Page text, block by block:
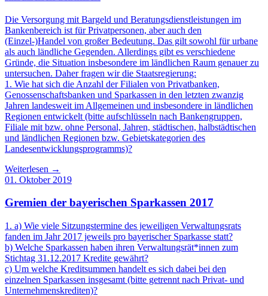
Die Versorgung mit Bargeld und Beratungsdienstleistungen im
Bankenbereich ist für Privatpersonen, aber auch den
(Einzel-)Handel von großer Bedeutung. Das gilt sowohl für urbane
als auch ländliche Gegenden. Allerdings gibt es verschiedene
Gründe, die Situation insbesondere im ländlichen Raum genauer zu
untersuchen. Daher fragen wir die Staatsregierung:
1. Wie hat sich die Anzahl der Filialen von Privatbanken,
Genossenschaftsbanken und Sparkassen in den letzten zwanzig
Jahren landesweit im Allgemeinen und insbesondere in ländlichen
Regionen entwickelt (bitte aufschlüsseln nach Bankengruppen,
Filiale mit bzw. ohne Personal, Jahren, städtischen, halbstädtischen
und ländlichen Regionen bzw. Gebietskategorien des
Landesentwicklungsprogramms)?
Weiterlesen →
01. Oktober 2019
Gremien der bayerischen Sparkassen 2017
1. a) Wie viele Sitzungstermine des jeweiligen Verwaltungsrats
fanden im Jahr 2017 jeweils pro bayerischer Sparkasse statt?
b) Welche Sparkassen haben ihren Verwaltungsrät*innen zum
Stichtag 31.12.2017 Kredite gewährt?
c) Um welche Kreditsummen handelt es sich dabei bei den
einzelnen Sparkassen insgesamt (bitte getrennt nach Privat- und
Unternehmenskrediten)?